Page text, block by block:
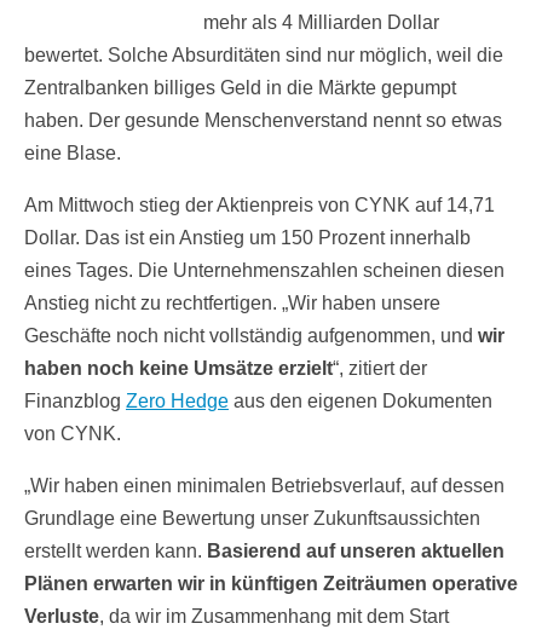
mehr als 4 Milliarden Dollar
bewertet. Solche Absurditäten sind nur möglich, weil die
Zentralbanken billiges Geld in die Märkte gepumpt
haben. Der gesunde Menschenverstand nennt so etwas
eine Blase.
Am Mittwoch stieg der Aktienpreis von CYNK auf 14,71
Dollar. Das ist ein Anstieg um 150 Prozent innerhalb
eines Tages. Die Unternehmenszahlen scheinen diesen
Anstieg nicht zu rechtfertigen. „Wir haben unsere
Geschäfte noch nicht vollständig aufgenommen, und wir
haben noch keine Umsätze erzielt“, zitiert der
Finanzblog Zero Hedge aus den eigenen Dokumenten
von CYNK.
„Wir haben einen minimalen Betriebsverlauf, auf dessen
Grundlage eine Bewertung unser Zukunftsaussichten
erstellt werden kann. Basierend auf unseren aktuellen
Plänen erwarten wir in künftigen Zeiträumen operative
Verluste, da wir im Zusammenhang mit dem Start